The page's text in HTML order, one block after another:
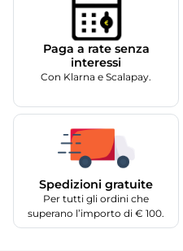
Paga a rate senza
interessi
Con Klarna e Scalapay.
Spedizioni gratuite
Per tutti gli ordini che
superano l’importo di € 100.